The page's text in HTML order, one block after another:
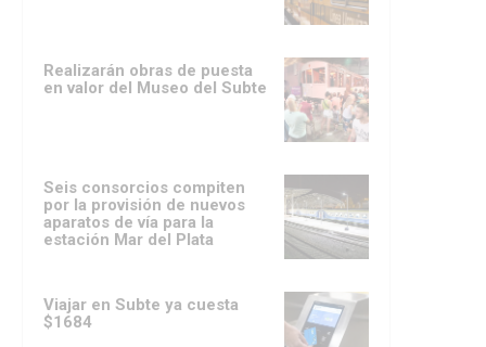
Realizarán obras de puesta
en valor del Museo del Subte
Seis consorcios compiten
por la provisión de nuevos
aparatos de vía para la
estación Mar del Plata
Viajar en Subte ya cuesta
$1684